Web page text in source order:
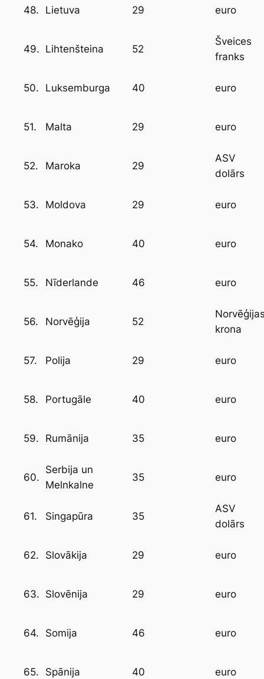
48. Lietuva 29 euro
49. Lihtenšteina 52
Šveices
franks
50. Luksemburga 40 euro
51. Malta 29 euro
52. Maroka 29
ASV
dolārs
53. Moldova 29 euro
54. Monako 40 euro
55. Nīderlande 46 euro
56. Norvēģija 52
krona
57. Polija 29 euro
58. Portugāle 40 euro
59. Rumānija 35 euro
60.
Serbija un
Melnkalne
35 euro
61. Singapūra 35
ASV
dolārs
62. Slovākija 29 euro
63. Slovēnija 29 euro
64. Somija 46 euro
65. Spānija 40 euro